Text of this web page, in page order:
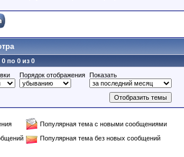
по 0 из 0
Порядок отображения Показать
Популярная тема с новыми сообщениями
Популярная тема без новых сообщений